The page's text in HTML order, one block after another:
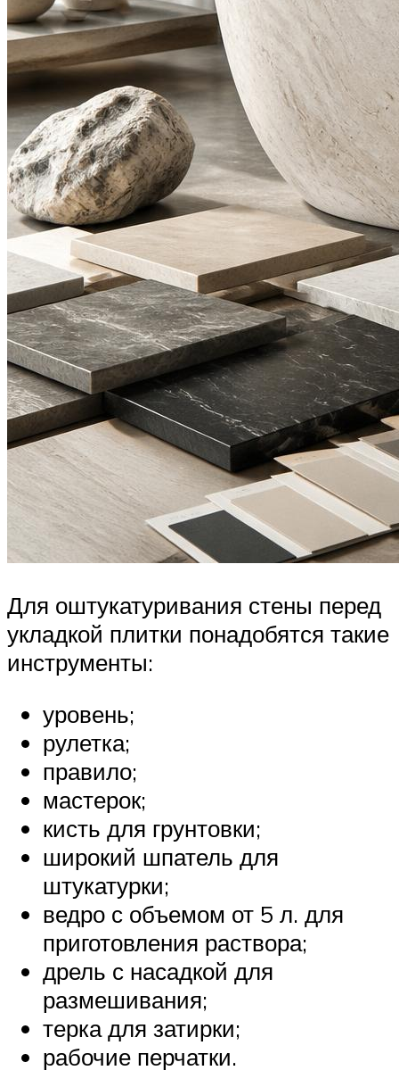
Для оштукатуривания стены перед
укладкой плитки понадобятся такие
инструменты:
уровень;
рулетка;
правило;
мастерок;
кисть для грунтовки;
широкий шпатель для
штукатурки;
ведро с объемом от 5 л. для
приготовления раствора;
дрель с насадкой для
размешивания;
терка для затирки;
рабочие перчатки.